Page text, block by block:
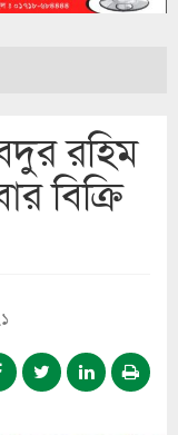
রহিম
বিক্রি